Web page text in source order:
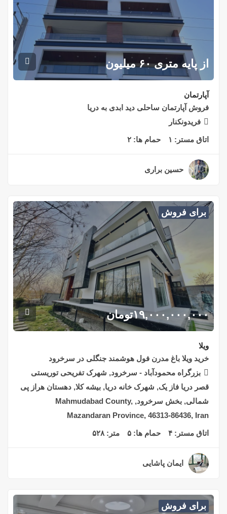
از پایه متری ۶۰ میلیون
آپارتمان
فروش آپارتمان ساحلی دید ابدی به دریا
فریدونکنار
اتاق مستر: ۱ حمام ها: ۲
حسین براری
برای فروش
۱۹,۰۰۰,۰۰۰,۰۰۰تومان
ویلا
خرید ویلا باغ مدرن فول هوشمند جنگلی در سرخرود
بزرگراه محمودآباد - سرخرود, شهرک تفریحی توریستی
قصر دریا فاز یک, شهرک خانه دریا, بیشه کلا, دهستان هراز پی
شمالی, بخش سرخرود, Mahmudabad County,
Mazandaran Province, 46313-86436, Iran
اتاق مستر: ۴ حمام ها: ۵ متر: ۵۲۸
ایمان پاشایی
برای فروش